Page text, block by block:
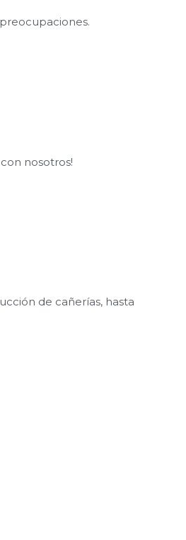
nosotros!
de cañerías, hasta